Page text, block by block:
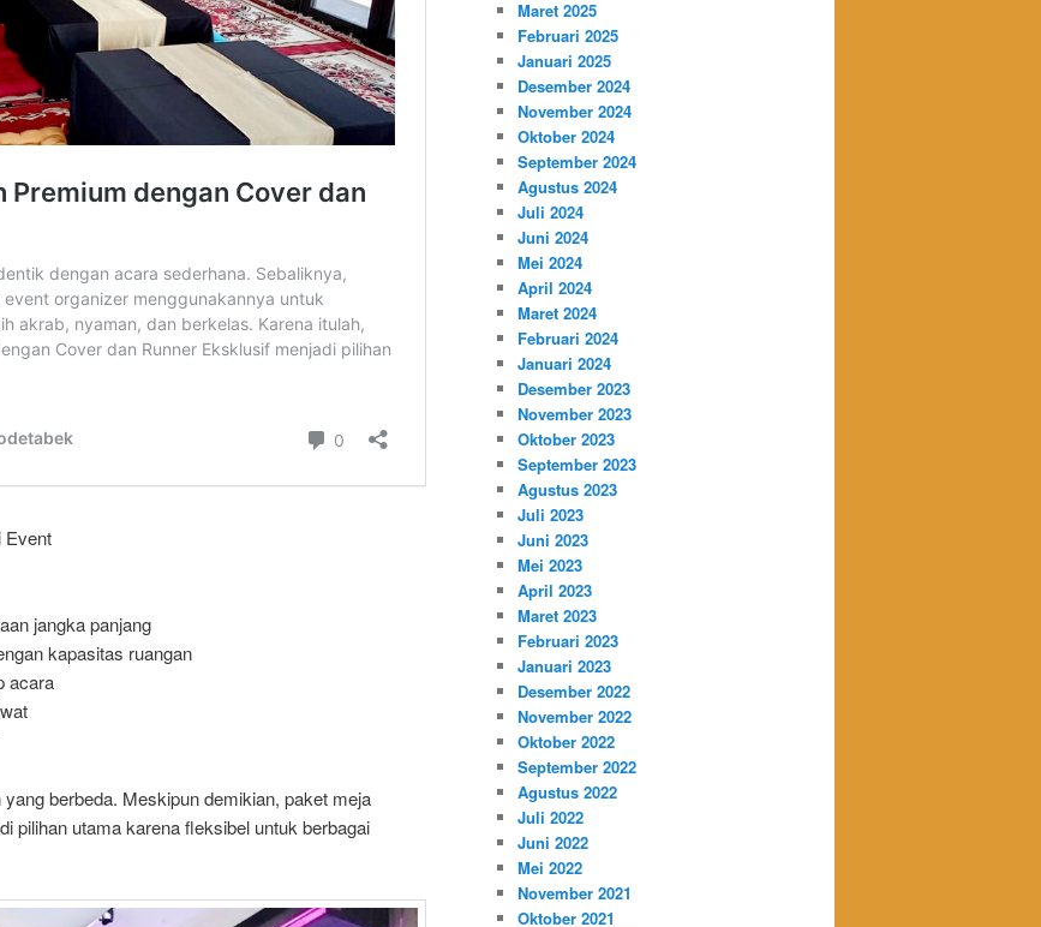
Event
jangka panjang
kapasitas ruangan
acara
berbeda. Meskipun demikian, paket meja
pilihan utama karena fleksibel untuk berbagai
Maret 2025
Februari 2025
Januari 2025
Desember 2024
November 2024
Oktober 2024
September 2024
Agustus 2024
Juli 2024
Juni 2024
Mei 2024
April 2024
Maret 2024
Februari 2024
Januari 2024
Desember 2023
November 2023
Oktober 2023
September 2023
Agustus 2023
Juli 2023
Juni 2023
Mei 2023
April 2023
Maret 2023
Februari 2023
Januari 2023
Desember 2022
November 2022
Oktober 2022
September 2022
Agustus 2022
Juli 2022
Juni 2022
Mei 2022
November 2021
Oktober 2021